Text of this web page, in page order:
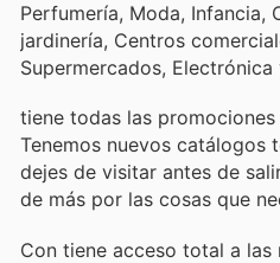
Perfumería, Moda, Infancia,
jardinería, Centros
Supermercados,
tiene todas las
Tenemos nuevos catálogos
dejes de visitar antes de
de más por las cosas que
Con tiene acceso total a